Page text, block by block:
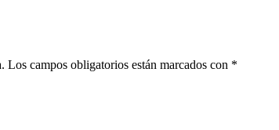
Los campos obligatorios están marcados con *